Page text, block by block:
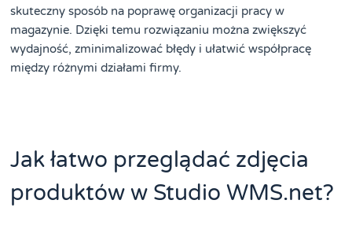
skuteczny sposób na poprawę organizacji pracy w
magazynie. Dzięki temu rozwiązaniu można zwiększyć
wydajność, zminimalizować błędy i ułatwić współpracę
między różnymi działami firmy.
Jak łatwo przeglądać zdjęcia
produktów w Studio WMS.net?